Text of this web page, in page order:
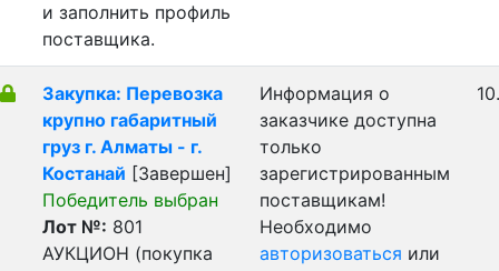
и заполнить профиль
поставщика.
Закупка: Перевозка
крупно габаритный
груз г. Алматы - г.
Костанай [Завершен]
Победитель выбран
Лот №: 801
АУКЦИОН (покупка
Информация о
заказчике доступна
только
зарегистрированным
поставщикам!
Необходимо
авторизоваться или